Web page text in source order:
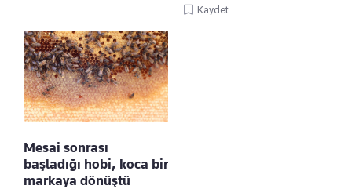
Kaydet
Mesai sonrası
başladığı hobi, koca bir
markaya dönüştü